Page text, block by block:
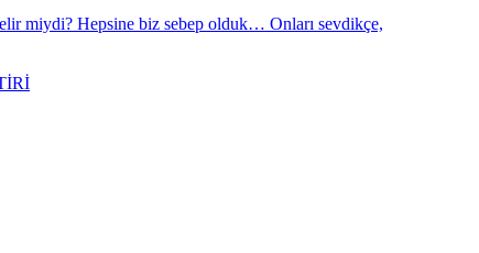
miydi? Hepsine biz sebep olduk… Onları sevdikçe,